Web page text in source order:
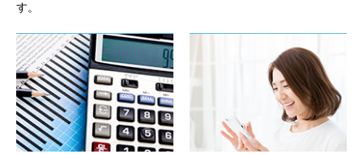
す。